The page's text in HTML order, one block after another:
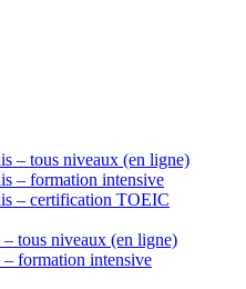
– tous niveaux (en ligne)
– formation intensive
– certification TOEIC
– tous niveaux (en ligne)
– formation intensive